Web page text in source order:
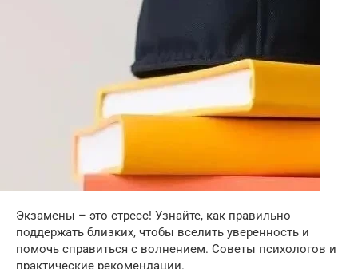
Экзамены – это стресс! Узнайте, как правильно
поддержать близких, чтобы вселить уверенность и
помочь справиться с волнением. Советы психологов и
практические рекомендации.